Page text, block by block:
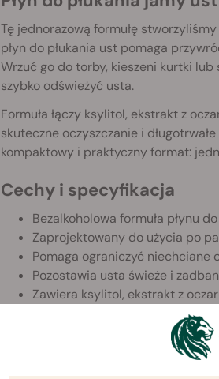
Tę jednorazową formułę
płyn do płukania ust pomaga
Wrzuć go do torby, kieszeni kurtki
szybko odświeżyć usta.
Formuła łączy ksylitol, ekstrakt z
skuteczne oczyszczanie i
kompaktowy i praktyczny format:
Cechy i specyfikacja
Bezalkoholowa formuła płynu
Zaprojektowany do użycia po
Pomaga ograniczyć niechciane
Pozostawia usta świeże i
Zawiera ksylitol, ekstrakt z
Kompaktowa butelka o